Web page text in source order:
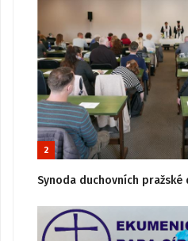
2
Synoda duchovních pražské